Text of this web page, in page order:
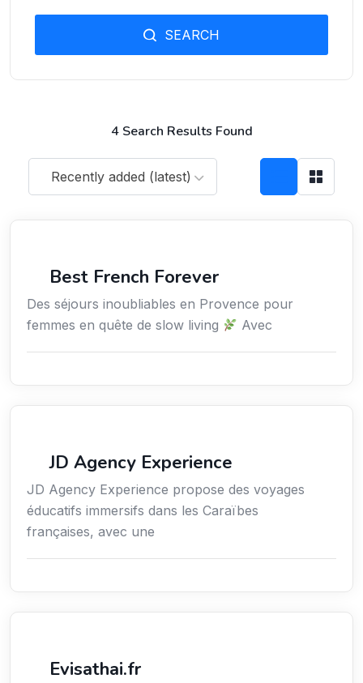
4 Search Results Found
Recently added (latest)
Best French Forever
Des séjours inoubliables en Provence pour
femmes en quête de slow living
Avec
JD Agency Experience
JD Agency Experience propose des voyages
éducatifs immersifs dans les Caraïbes
françaises, avec une
Evisathai.fr
SEARCH